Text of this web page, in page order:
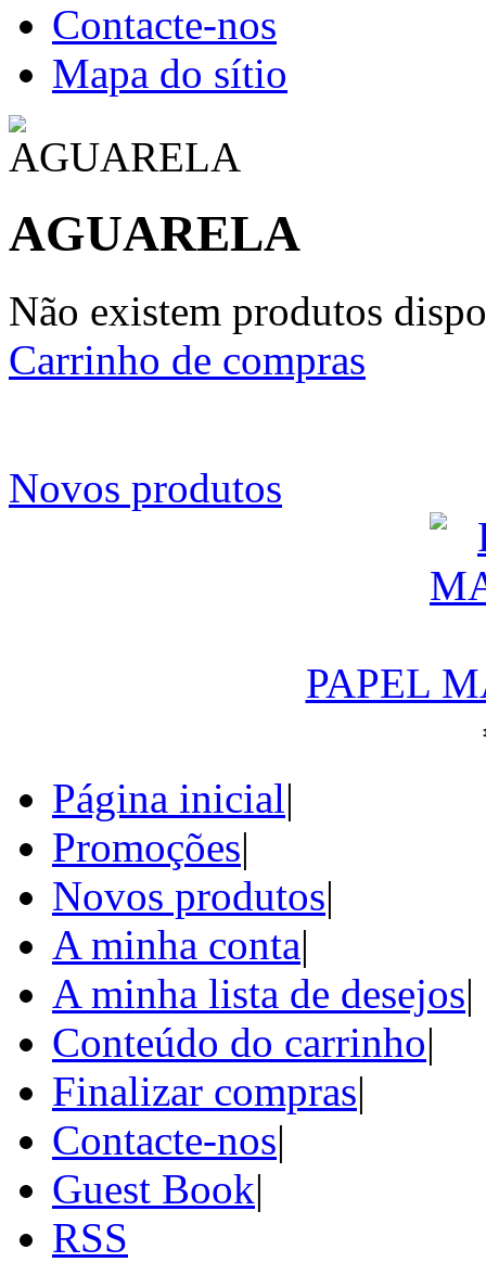
Contacte-nos
Mapa do sítio
AGUARELA
Não existem produtos
Carrinho de compras
Novos produtos
PAPEL
Página inicial|
Promoções|
Novos produtos|
A minha conta|
A minha lista de desejos|
Conteúdo do carrinho|
Finalizar compras|
Contacte-nos|
Guest Book|
RSS